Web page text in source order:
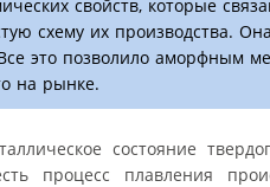
свойств, которые
схему их производства.
это позволило аморфным
на рынке.
состояние
процесс плавления